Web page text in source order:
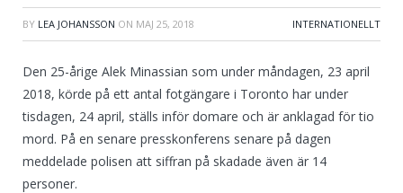
BY LEA JOHANSSON ON MAJ 25, 2018 INTERNATIONELLT
Den 25-årige Alek Minassian som under måndagen, 23 april
2018, körde på ett antal fotgängare i Toronto har under
tisdagen, 24 april, ställs inför domare och är anklagad för tio
mord. På en senare presskonferens senare på dagen
meddelade polisen att siffran på skadade även är 14
personer.